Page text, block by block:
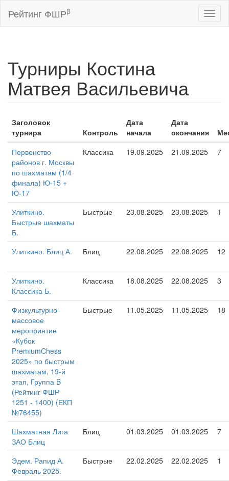
Рейтинг ФШРβ
Турниры Костина
Матвея Васильевича
Заголовок
турнира
Контроль
Дата
начала
Дата
окончания
Первенство
районов г. Москвы
по шахматам (1/4
финала) Ю-15 +
Ю-17
Классика 19.09.2025 21.09.2025 7
Улиткино.
Быстрые шахматы
Б.
Быстрые 23.08.2025 23.08.2025 1
Улиткино. Блиц А. Блиц 22.08.2025 22.08.2025 12
Улиткино.
Классика Б.
Классика 18.08.2025 22.08.2025 3
Физкультурно-
массовое
мероприятие
«Кубок
PremiumChess
2025» по быстрым
шахматам, 19-й
этап, Группа B
(Рейтинг ФШР
1251 - 1400) (ЕКП
№76455)
Быстрые 11.05.2025 11.05.2025 18
Шахматная Лига
ЗАО Блиц
Блиц 01.03.2025 01.03.2025 7
Эдем. Рапид А.
Февраль 2025.
Быстрые 22.02.2025 22.02.2025 1